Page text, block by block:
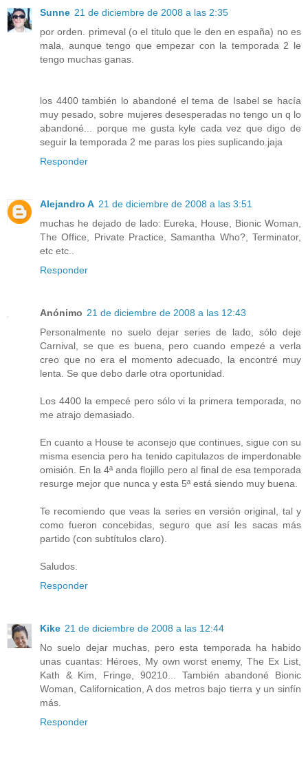
Sunne 21 de diciembre de 2008 a las 2:35
por orden. primeval (o el titulo que le den en españa) no es
mala, aunque tengo que empezar con la temporada 2 le
tengo muchas ganas.
los 4400 también lo abandoné el tema de Isabel se hacía
muy pesado, sobre mujeres desesperadas no tengo un q lo
abandoné... porque me gusta kyle cada vez que digo de
seguir la temporada 2 me paras los pies suplicando.jaja
Responder
Alejandro A 21 de diciembre de 2008 a las 3:51
muchas he dejado de lado: Eureka, House, Bionic Woman,
The Office, Private Practice, Samantha Who?, Terminator,
etc etc..
Responder
Anónimo 21 de diciembre de 2008 a las 12:43
Personalmente no suelo dejar series de lado, sólo deje
Carnival, se que es buena, pero cuando empezé a verla
creo que no era el momento adecuado, la encontré muy
lenta. Se que debo darle otra oportunidad.
Los 4400 la empecé pero sólo vi la primera temporada, no
me atrajo demasiado.
En cuanto a House te aconsejo que continues, sigue con su
misma esencia pero ha tenido capitulazos de imperdonable
omisión. En la 4ª anda flojillo pero al final de esa temporada
resurge mejor que nunca y esta 5ª está siendo muy buena.
Te recomiendo que veas la series en versión original, tal y
como fueron concebidas, seguro que así les sacas más
partido (con subtítulos claro).
Saludos.
Responder
Kike 21 de diciembre de 2008 a las 12:44
No suelo dejar muchas, pero esta temporada ha habido
unas cuantas: Héroes, My own worst enemy, The Ex List,
Kath & Kim, Fringe, 90210... También abandoné Bionic
Woman, Californication, A dos metros bajo tierra y un sinfín
más.
Responder